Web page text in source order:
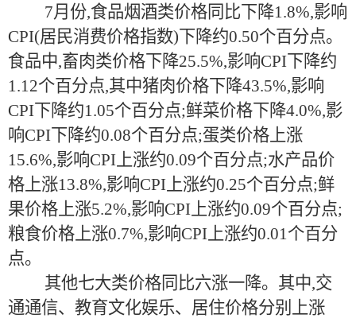
7月份,食品烟酒类价格同比下降1.8%,影响
CPI(居民消费价格指数)下降约0.50个百分点。
食品中,畜肉类价格下降25.5%,影响CPI下降约
1.12个百分点,其中猪肉价格下降43.5%,影响
CPI下降约1.05个百分点;鲜菜价格下降4.0%,影
响CPI下降约0.08个百分点;蛋类价格上涨
15.6%,影响CPI上涨约0.09个百分点;水产品价
格上涨13.8%,影响CPI上涨约0.25个百分点;鲜
果价格上涨5.2%,影响CPI上涨约0.09个百分点;
粮食价格上涨0.7%,影响CPI上涨约0.01个百分
点。
其他七大类价格同比六涨一降。其中,交
通通信、教育文化娱乐、居住价格分别上涨